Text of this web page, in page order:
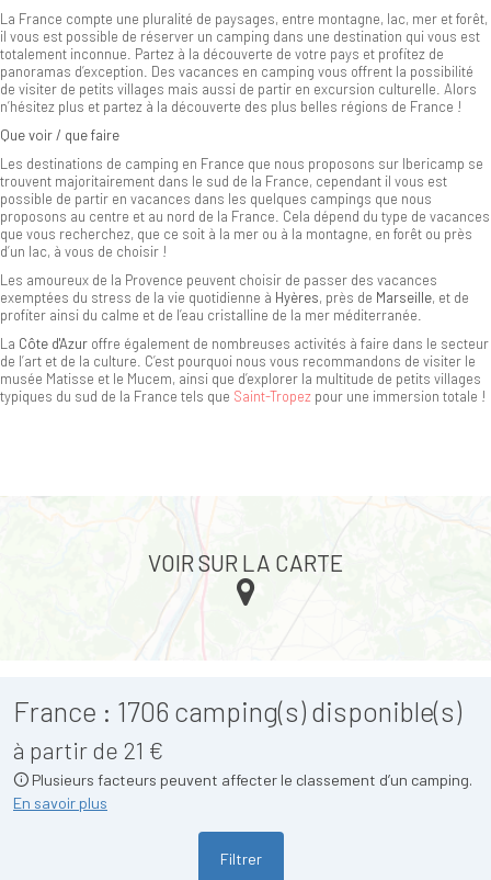
La France compte une pluralité de paysages, entre montagne, lac, mer et forêt,
il vous est possible de réserver un camping dans une destination qui vous est
totalement inconnue. Partez à la découverte de votre pays et profitez de
panoramas d’exception. Des vacances en camping vous offrent la possibilité
de visiter de petits villages mais aussi de partir en excursion culturelle. Alors
n’hésitez plus et partez à la découverte des plus belles régions de France !
Que voir / que faire
Les destinations de camping en France que nous proposons sur Ibericamp se
trouvent majoritairement dans le sud de la France, cependant il vous est
possible de partir en vacances dans les quelques campings que nous
proposons au centre et au nord de la France. Cela dépend du type de vacances
que vous recherchez, que ce soit à la mer ou à la montagne, en forêt ou près
d’un lac, à vous de choisir !
Les amoureux de la Provence peuvent choisir de passer des vacances
exemptées du stress de la vie quotidienne à Hyères, près de Marseille, et de
profiter ainsi du calme et de l’eau cristalline de la mer méditerranée.
La Côte d'Azur offre également de nombreuses activités à faire dans le secteur
de l’art et de la culture. C’est pourquoi nous vous recommandons de visiter le
musée Matisse et le Mucem, ainsi que d’explorer la multitude de petits villages
typiques du sud de la France tels que Saint-Tropez pour une immersion totale !
France : 1706 camping(s) disponible(s)
à partir de 21 €
Plusieurs facteurs peuvent affecter le classement d’un camping.
En savoir plus
Filtrer
VOIR SUR LA CARTE